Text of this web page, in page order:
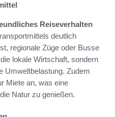
Reiseverhalten
deutlich
regionale Züge oder Busse
lokale Wirtschaft, sondern
Umweltbelastung. Zudem
Miete an, was eine
Natur zu genießen.